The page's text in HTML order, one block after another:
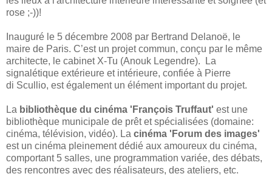
rose ;-))!
Inauguré le 5 décembre 2008 par Bertrand Delanoë, le
maire de Paris. C’est un projet commun, conçu par le même
architecte, le cabinet X-Tu (Anouk Legendre). La
signalétique extérieure et intérieure, confiée à Pierre
di Scullio, est également un élément important du projet.
La bibliothèque du cinéma 'François Truffaut' est une
bibliothèque municipale de prêt et spécialisées (domaine:
cinéma, télévision, vidéo). La cinéma 'Forum des images'
est un cinéma pleinement dédié aux amoureux du cinéma,
comportant 5 salles, une programmation variée, des débats,
des rencontres avec des réalisateurs, des ateliers, etc.